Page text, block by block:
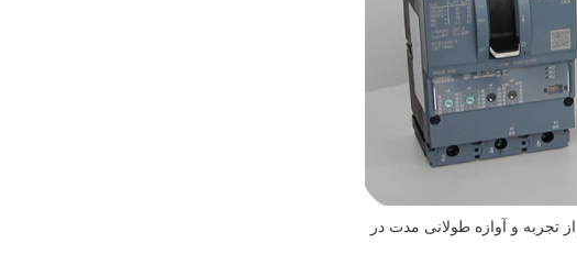
تجربه و آوازه طولانی مدت در